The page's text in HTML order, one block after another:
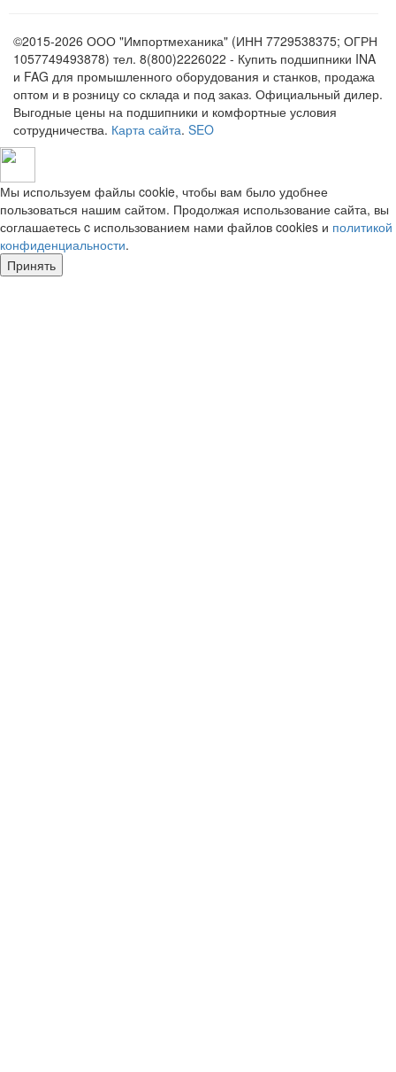
©2015-2026 ООО "Импортмеханика" (ИНН 7729538375; ОГРН
1057749493878) тел. 8(800)2226022 - Купить подшипники INA
и FAG для промышленного оборудования и станков, продажа
оптом и в розницу со склада и под заказ. Официальный дилер.
Выгодные цены на подшипники и комфортные условия
сотрудничества. Карта сайта. SEO
Мы используем файлы cookie, чтобы вам было удобнее
пользоваться нашим сайтом. Продолжая использование сайта, вы
соглашаетесь c использованием нами файлов cookies и политикой
конфиденциальности.
Принять